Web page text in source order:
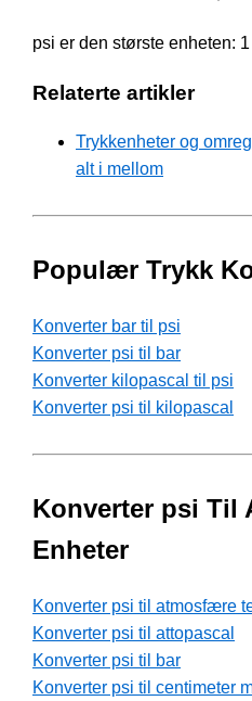
psi er den største enheten:
Relaterte artikler
Trykkenheter og
alt i mellom
Populær Trykk
Konverter bar til psi
Konverter psi til bar
Konverter kilopascal til psi
Konverter psi til kilopascal
Konverter psi Til
Enheter
Konverter psi til atmosfære
Konverter psi til attopascal
Konverter psi til bar
Konverter psi til centimeter